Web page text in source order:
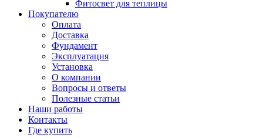
Фитосвет для теплицы
Покупателю
Оплата
Доставка
Фундамент
Эксплуатация
Установка
О компании
Вопросы и ответы
Полезные статьи
Наши работы
Контакты
Где купить